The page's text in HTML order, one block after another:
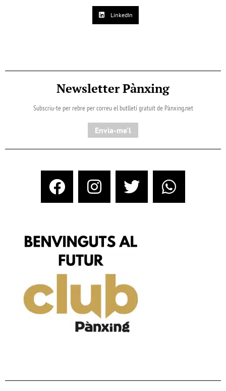
LinkedIn
Newsletter Pànxing
Subscriu-te per rebre per correu el butlletí gratuït de Pànxing.net​
Envia-me'l